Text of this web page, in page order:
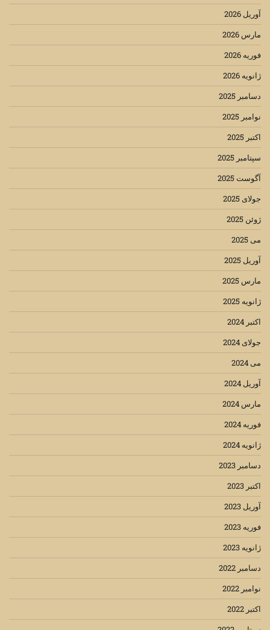
آوریل 2026
مارس 2026
فوریه 2026
ژانویه 2026
دسامبر 2025
نوامبر 2025
اکتبر 2025
سپتامبر 2025
آگوست 2025
جولای 2025
ژوئن 2025
می 2025
آوریل 2025
مارس 2025
ژانویه 2025
اکتبر 2024
جولای 2024
می 2024
آوریل 2024
مارس 2024
فوریه 2024
ژانویه 2024
دسامبر 2023
اکتبر 2023
آوریل 2023
فوریه 2023
ژانویه 2023
دسامبر 2022
نوامبر 2022
اکتبر 2022